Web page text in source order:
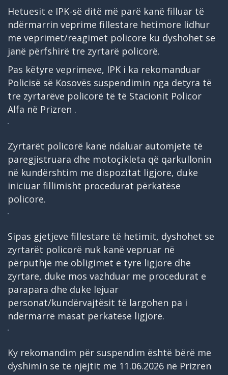
Hetuesit e IPK-së ditë më parë kanë filluar të
ndërmarrin veprime fillestare hetimore lidhur
me veprimet/reagimet policore ku dyshohet se
janë përfshirë tre zyrtarë policorë.
Pas këtyre veprimeve, IPK i ka rekomanduar
Policisë së Kosovës suspendimin nga detyra të
tre zyrtarëve policorë të të Stacionit Policor
Alfa në Prizren .
Zyrtarët policorë kanë ndaluar automjete të
paregjistruara dhe motoçikleta që qarkullonin
në kundërshtim me dispozitat ligjore, duke
iniciuar fillimisht procedurat përkatëse
policore.
Sipas gjetjeve fillestare të hetimit, dyshohet se
zyrtarët policorë nuk kanë vepruar në
përputhje me obligimet e tyre ligjore dhe
zyrtare, duke mos vazhduar me procedurat e
parapara dhe duke lejuar
personat/kundërvajtësit të largohen pa i
ndërmarrë masat përkatëse ligjore.
Ky rekomandim për suspendim është bërë me
dyshimin se të njëjtit më 11.06.2026 në Prizren